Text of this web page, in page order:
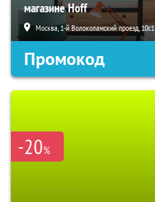
магазине Hoff
Москва, 1-й Волоколамский проезд, 10с1
Промокод
-20%